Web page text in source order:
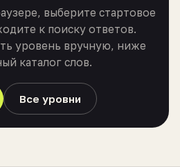
выберите стартовое
к поиску ответов.
уровень вручную, ниже
каталог слов.
Все уровни